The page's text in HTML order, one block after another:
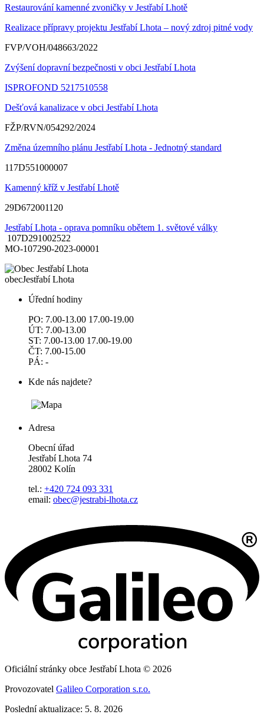
Restaurování kamenné zvoničky v Jestřabí Lhotě
Realizace přípravy projektu Jestřabí Lhota – nový zdroj pitné vody
FVP/VOH/048663/2022
Zvýšení dopravní bezpečnosti v obci Jestřabí Lhota
ISPROFOND 5217510558
Dešťová kanalizace v obci Jestřabí Lhota
FŽP/RVN/054292/2024
Změna územního plánu Jestřabí Lhota - Jednotný standard
117D551000007
Kamenný kříž v Jestřabí Lhotě
29D672001120
Jestřabí Lhota - oprava pomníku obětem 1. světové války
107D291002522
MO-107290-2023-00001
obecJestřabí Lhota
Úřední hodiny
PO: 7.00-13.00 17.00-19.00
ÚT: 7.00-13.00
ST: 7.00-13.00 17.00-19.00
ČT: 7.00-15.00
PÁ: -
Kde nás najdete?
Adresa
Obecní úřad
Jestřabí Lhota 74
28002 Kolín
tel.: +420 724 093 331
email: obec@jestrabi-lhota.cz
Oficiální stránky obce Jestřabí Lhota © 2026
Provozovatel Galileo Corporation s.r.o.
Poslední aktualizace: 5. 8. 2026